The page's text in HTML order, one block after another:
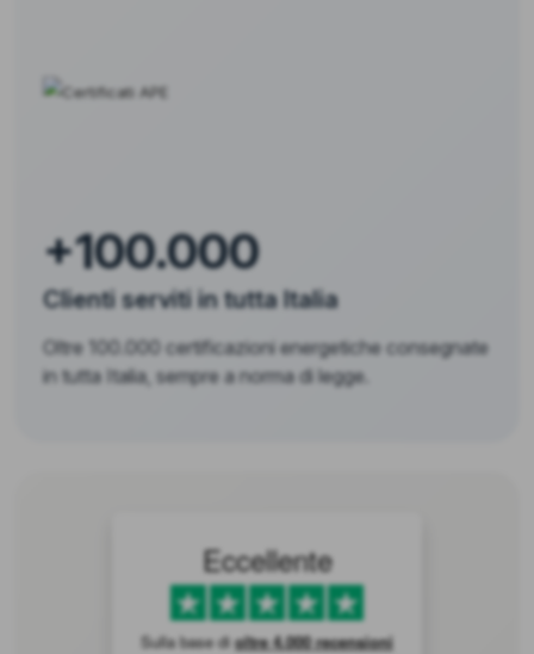
+100.000
Clienti serviti in tutta Italia
Oltre 100.000 certificazioni energetiche consegnate
in tutta Italia, sempre a norma di legge.
Eccellente
Sulla base dioltre 4.000 recensioni